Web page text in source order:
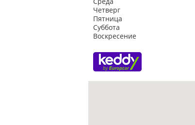
Четверг
Пятница
Суббота
Воскресение